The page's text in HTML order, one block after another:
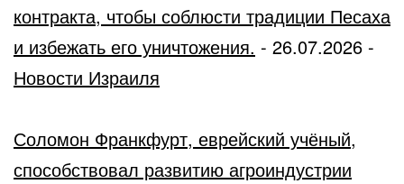
контракта, чтобы соблюсти традиции Песаха
и избежать его уничтожения. - 26.07.2026 -
Новости Израиля
Соломон Франкфурт, еврейский учёный,
способствовал развитию агроиндустрии